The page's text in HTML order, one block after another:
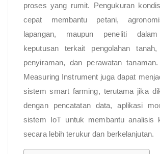
proses yang rumit. Pengukuran
cepat membantu petani,
lapangan, maupun peneliti
keputusan terkait pengolahan tanah,
penyiraman, dan perawatan
Measuring Instrument juga dapat
sistem smart farming, terutama jika
dengan pencatatan data, aplikasi
sistem IoT untuk membantu analisis
secara lebih terukur dan berkelanjutan.